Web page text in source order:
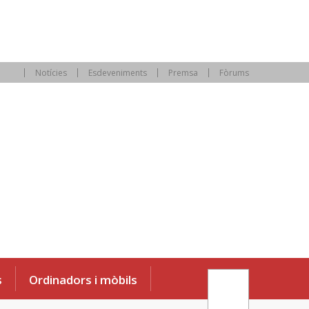
Notícies Esdeveniments Premsa Fòrums
Ordinadors i mòbils